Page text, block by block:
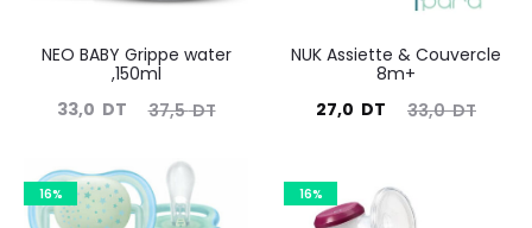
NEO BABY Grippe water
,150ml
37,5DT
Le
initial
était :
33,0 DT
actuel
est :
NUK Assiette & Couvercle
8m+
33,0DT
Le
était :
27,0 DT
actuel
est :
16% 16%